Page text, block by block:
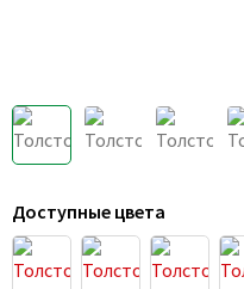
Доступные цвета